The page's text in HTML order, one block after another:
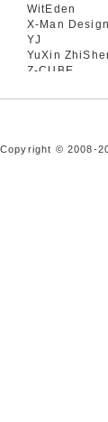
WitEden
X-Man Design
YJ
YuXin
Z-CUBE
Copyright © 2008-